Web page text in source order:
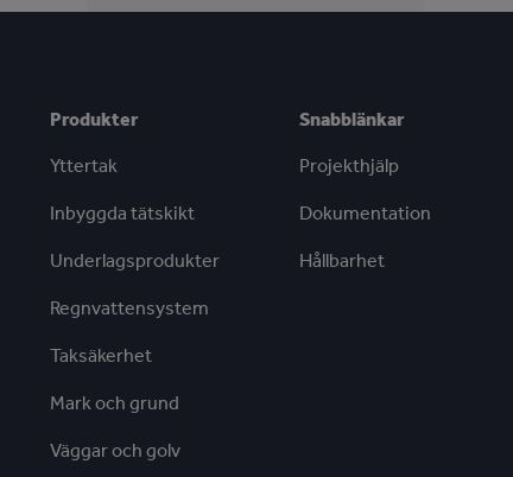
Produkter
Yttertak
Inbyggda tätskikt
Underlagsprodukter
Regnvattensystem
Taksäkerhet
Mark och grund
Väggar och golv
Snabblänkar
Projekthjälp
Dokumentation
Hållbarhet